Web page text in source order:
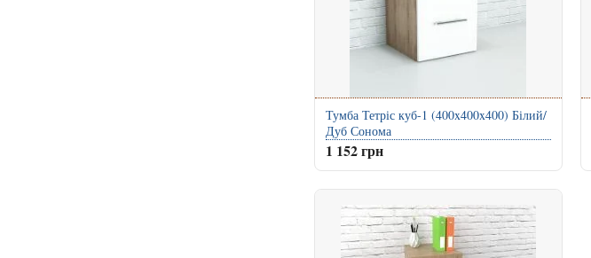
Тумба Тетріс куб-1 (400x400x400) Білий/
Дуб Сонома
1 152 грн